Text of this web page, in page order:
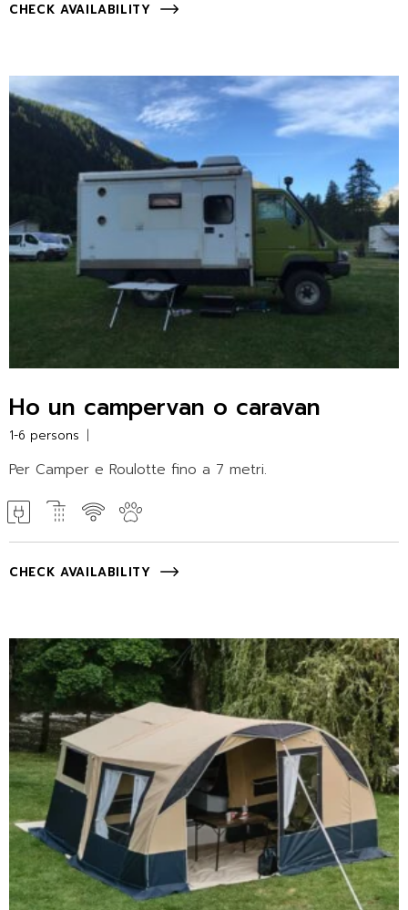
CHECK AVAILABILITY
Ho un campervan o caravan
1-6 persons
Per Camper e Roulotte fino a 7 metri.
CHECK AVAILABILITY